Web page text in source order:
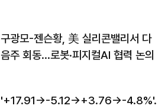
구광모-젠슨황, 美 실리콘밸리서 다
음주 회동…로봇·피지컬AI 협력 논의
'+17.91→-5.12→+3.76→-4.8%'…'